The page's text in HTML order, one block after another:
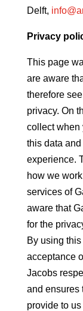
Delft,
Privacy
This page
are aware
therefore
privacy. On
collect when
this data
experience.
how we
services of
aware that
for the
By using
acceptance
Jacobs
and ensures
provide to